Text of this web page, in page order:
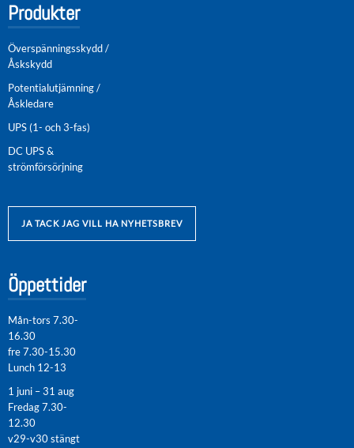
Produkter
Överspänningsskydd /
Åskskydd
Potentialutjämning /
Åskledare
UPS (1- och 3-fas)
DC UPS &
strömförsörjning
JA TACK JAG VILL HA NYHETSBREV
Öppettider
Mån-tors 7.30-
16.30
fre 7.30-15.30
Lunch 12-13
1 juni – 31 aug
Fredag 7.30-
12.30
v29-v30 stängt